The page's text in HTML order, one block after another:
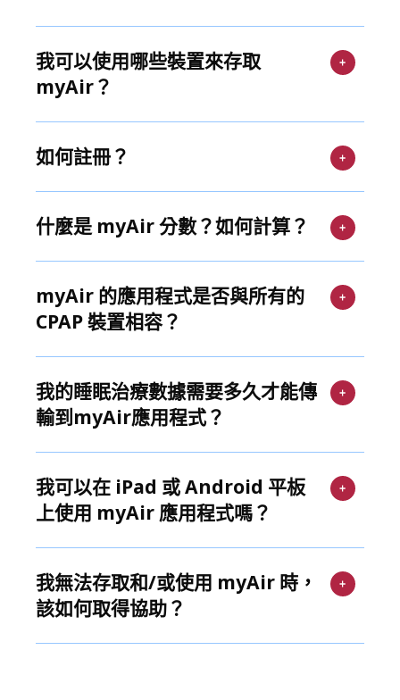
我可以使用哪些裝置來存取
myAir？
如何註冊？
什麼是 myAir 分數？如何計算？
myAir 的應用程式是否與所有的
CPAP 裝置相容？
我的睡眠治療數據需要多久才能傳
輸到myAir應用程式？
我可以在 iPad 或 Android 平板
上使用 myAir 應用程式嗎？
我無法存取和/或使用 myAir 時，
該如何取得協助？